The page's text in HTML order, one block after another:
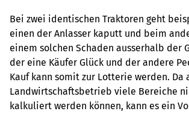
Bei zwei identischen Traktoren geht
einen der Anlasser kaputt und beim
einem solchen Schaden ausserhalb der
der eine Käufer Glück und der andere
Kauf kann somit zur Lotterie werden. Da
Landwirtschaftsbetrieb viele Bereiche
kalkuliert werden können, kann es ein